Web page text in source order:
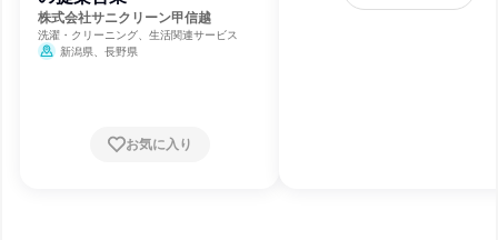
株式会社サニクリーン甲信越
洗濯・クリーニング、生活関連サービス
新潟県、長野県
お気に入り